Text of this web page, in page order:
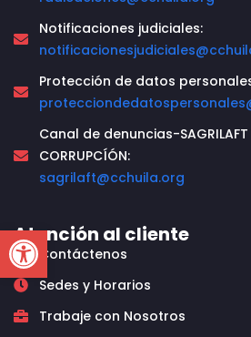
Open toolbar
Notificaciones judiciales:
Protección de datos
Canal de denuncias-SAGRILAFT
CORRUPCÍÓN:
sagrilaft@cchuila.org
Atención al cliente
Contáctenos
Sedes y Horarios
Trabaje con Nosotros